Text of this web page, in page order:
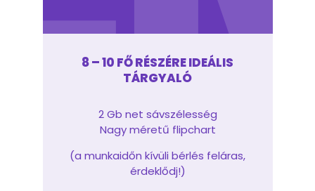
8 – 10 FŐ RÉSZÉRE IDEÁLIS
TÁRGYALÓ
2 Gb net sávszélesség
Nagy méretű flipchart
(a munkaidőn kívüli bérlés feláras,
érdeklődj!)